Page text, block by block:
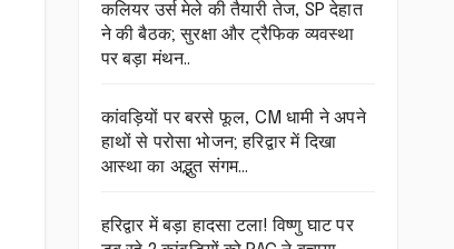
कलियर उर्स मेले की तैयारी तेज, SP देहात
ने की बैठक; सुरक्षा और ट्रैफिक व्यवस्था
पर बड़ा मंथन..
कांवड़ियों पर बरसे फूल, CM धामी ने अपने
हाथों से परोसा भोजन; हरिद्वार में दिखा
आस्था का अद्भुत संगम…
हरिद्वार में बड़ा हादसा टला! विष्णु घाट पर